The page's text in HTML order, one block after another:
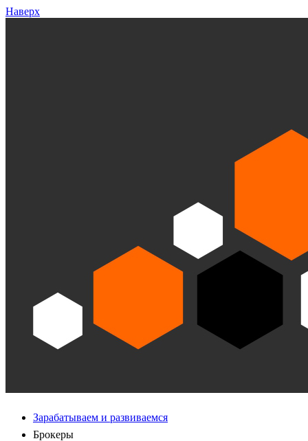
Наверх
Зарабатываем и развиваемся
Брокеры